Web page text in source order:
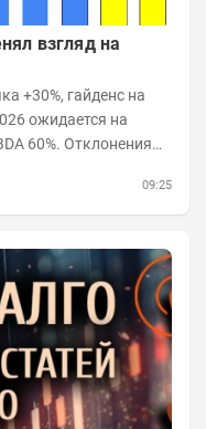
взгляд на
+30%, гайденс на
09:25